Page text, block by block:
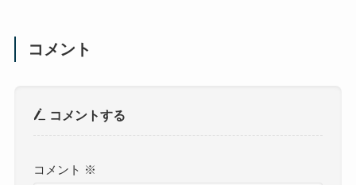
コメント
コメントする
コメント ※